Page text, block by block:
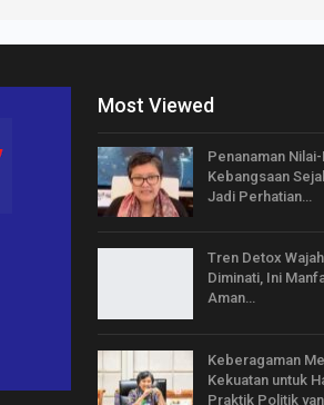
Most Viewed
Penanaman
Kebangsaan
Jadi Perhatian…
Tren Detox
Diminati, Ini
Aman…
Keberagaman
Kekuatan untuk
Praktik Politik